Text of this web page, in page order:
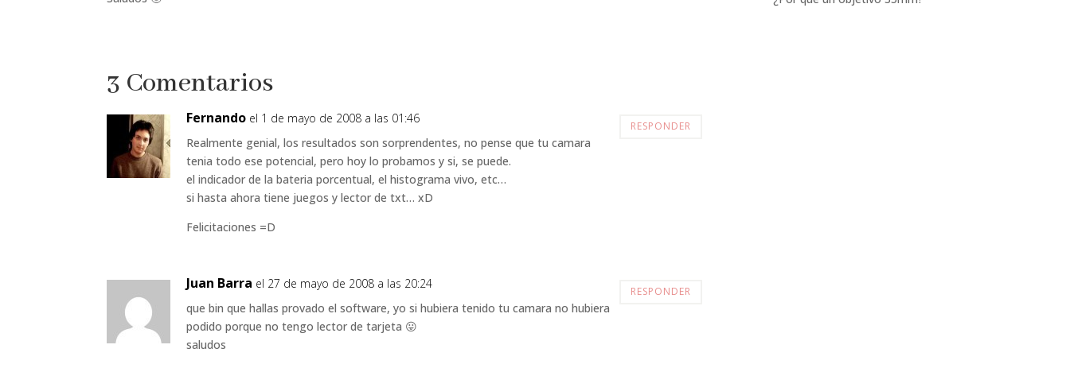
3 Comentarios
Fernando el 1 de mayo de 2008 a las 01:46
Realmente genial, los resultados son sorprendentes, no pense que tu camara
tenia todo ese potencial, pero hoy lo probamos y si, se puede.
el indicador de la bateria porcentual, el histograma vivo, etc…
si hasta ahora tiene juegos y lector de txt… xD
Felicitaciones =D
RESPONDER
Juan Barra el 27 de mayo de 2008 a las 20:24
que bin que hallas provado el software, yo si hubiera tenido tu camara no hubiera
podido porque no tengo lector de tarjeta 😛
saludos
RESPONDER